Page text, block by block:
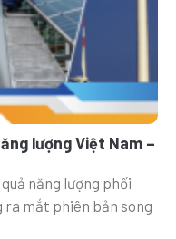
lượng Việt Nam –
năng lượng phối
ra mắt phiên bản song